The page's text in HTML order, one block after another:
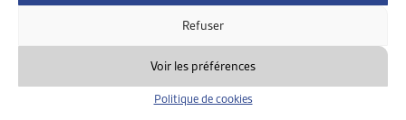
Refuser
Voir les préférences
Politique de cookies
Autorité parentale conjointe